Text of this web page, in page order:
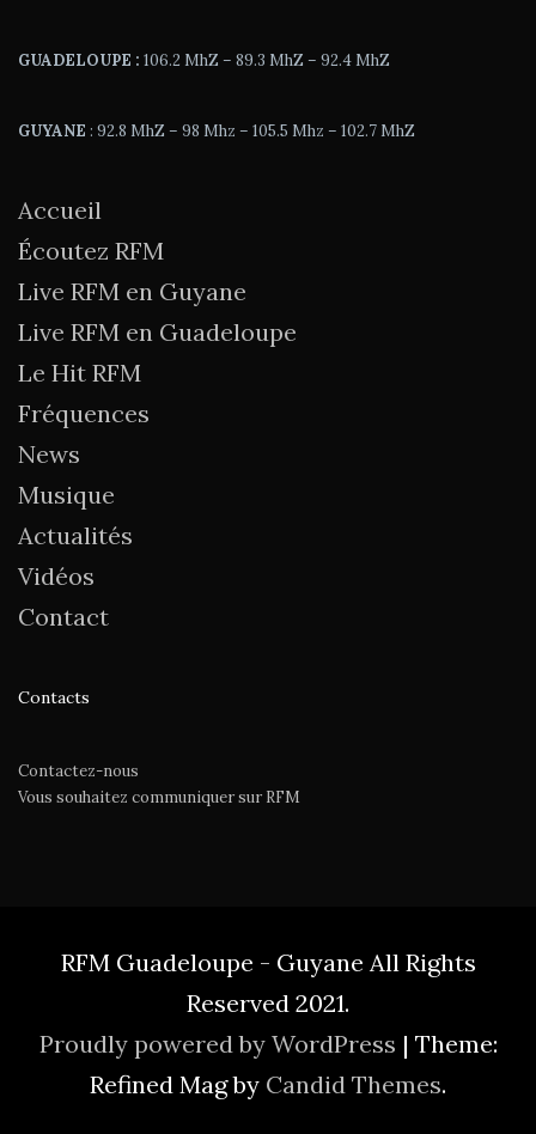
GUADELOUPE : 106.2 MhZ – 89.3 MhZ – 92.4 MhZ
GUYANE : 92.8 MhZ – 98 Mhz – 105.5 Mhz – 102.7 MhZ
Accueil
Écoutez RFM
Live RFM en Guyane
Live RFM en Guadeloupe
Le Hit RFM
Fréquences
News
Musique
Actualités
Vidéos
Contact
Contacts
Contactez-nous
Vous souhaitez communiquer sur RFM
RFM Guadeloupe - Guyane All Rights
Reserved 2021.
Proudly powered by WordPress | Theme:
Refined Mag by Candid Themes.